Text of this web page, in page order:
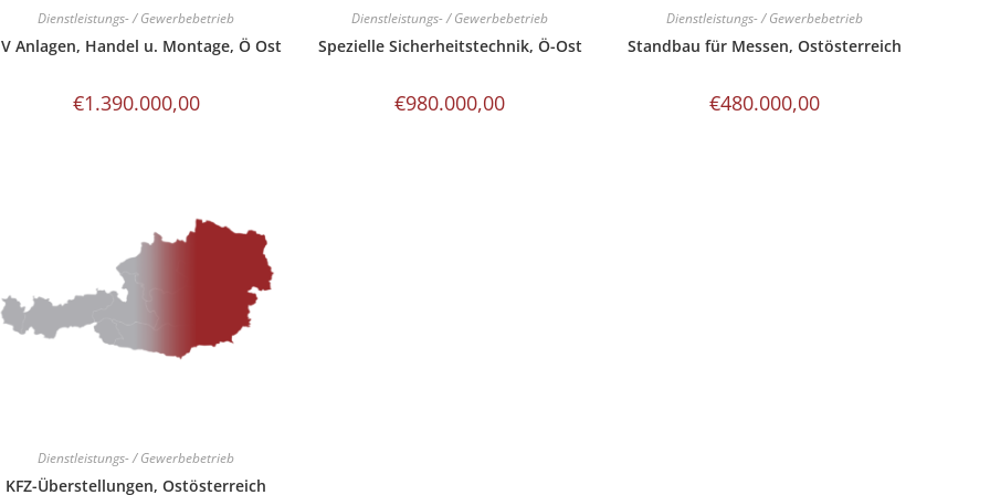
Dienstleistungs- / Gewerbebetrieb
Anlagen, Handel u. Montage, Ö Ost
€1.390.000,00
Dienstleistungs- / Gewerbebetrieb
Spezielle Sicherheitstechnik, Ö-Ost
€980.000,00
Dienstleistungs- / Gewerbebetrieb
Standbau für Messen, Ostösterreich
€480.000,00
Dienstleistungs- / Gewerbebetrieb
KFZ-Überstellungen, Ostösterreich